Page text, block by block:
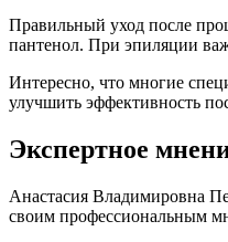
Правильный уход после
пантенол. При эпиляции
Интересно, что многие
улучшить эффективность
Экспертное
Анастасия Владимировна
своим профессиональным